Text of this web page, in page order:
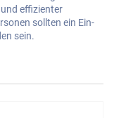
effizienter
sollten ein Ein-
sein.